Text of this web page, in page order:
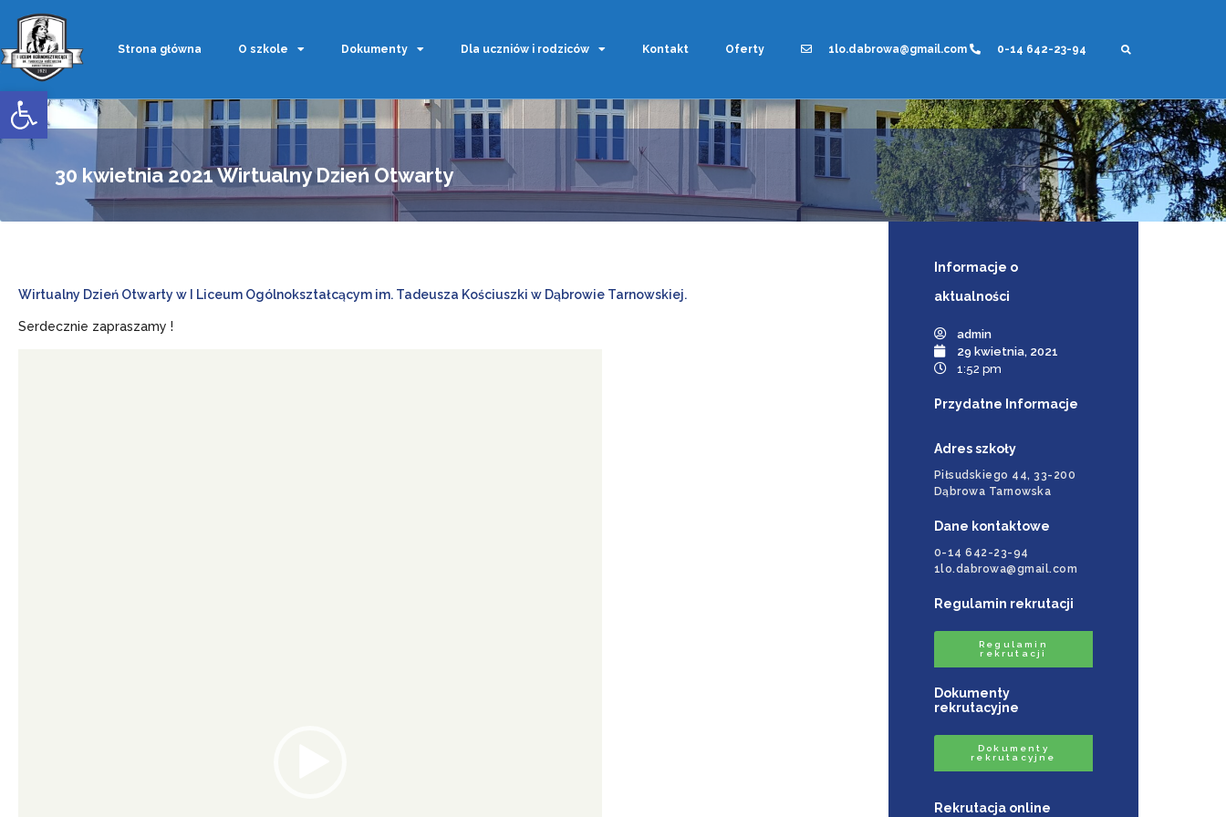
Otwórz pasek narzędzi
Strona główna O szkole Dokumenty Dla uczniów i rodziców Kontakt Oferty 1lo.dabrowa@gmail.com 0-14 642-23-94
30 kwietnia 2021 Wirtualny Dzień Otwarty
Wirtualny Dzień Otwarty w I Liceum Ogólnokształcącym im. Tadeusza Kościuszki w Dąbrowie Tarnowskiej.
Serdecznie zapraszamy !
Informacje o
aktualności
admin
29 kwietnia, 2021
1:52 pm
Przydatne Informacje
Adres szkoły
Piłsudskiego 44, 33-200
Dąbrowa Tarnowska
Dane kontaktowe
0-14 642-23-94
1lo.dabrowa@gmail.com
Regulamin rekrutacji
Regulamin
rekrutacji
Dokumenty
rekrutacyjne
Dokumenty
rekrutacyjne
Rekrutacja online